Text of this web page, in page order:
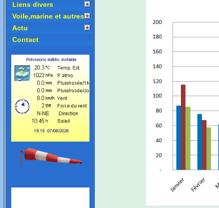
Liens divers
Voile,marine et autres
Actu
Contact